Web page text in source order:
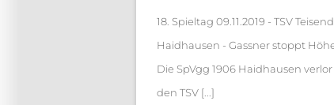
18. Spieltag 09.11.2019 - TSV
Haidhausen - Gassner stoppt
Die SpVgg 1906 Haidhausen
den TSV [...]